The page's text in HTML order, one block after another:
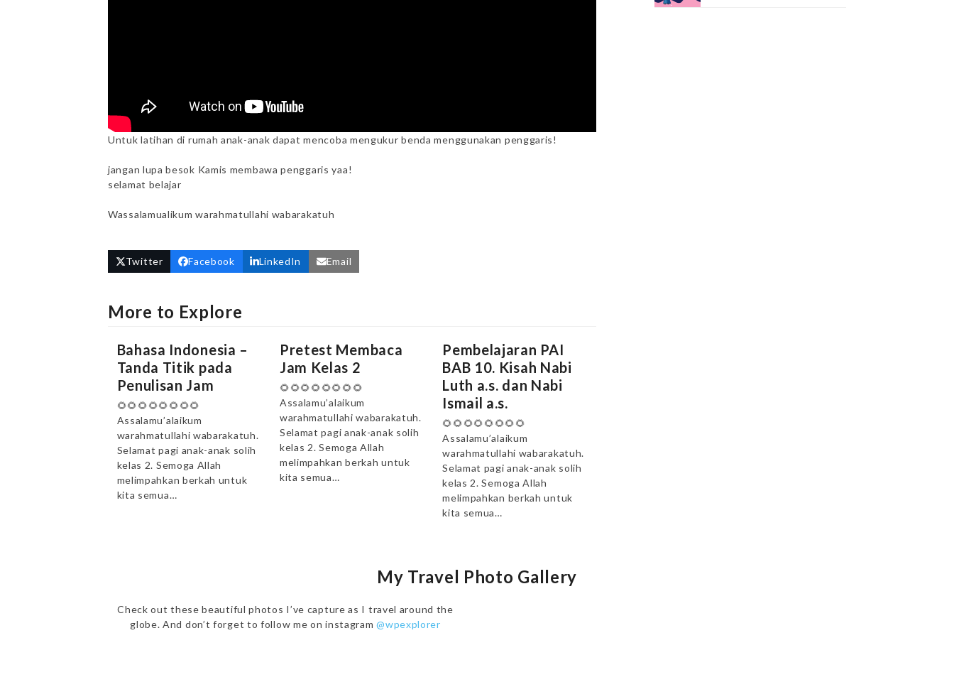
Untuk latihan di rumah anak-anak dapat mencoba mengukur benda menggunakan penggaris!
jangan lupa besok Kamis membawa penggaris yaa!
selamat belajar
Wassalamualikum warahmatullahi wabarakatuh
Twitter Facebook LinkedIn Email
More to Explore
Bahasa Indonesia –
Tanda Titik pada
Penulisan Jam
🌻🌻🌻🌻🌻🌻🌻🌻
Assalamu’alaikum
warahmatullahi wabarakatuh.
Selamat pagi anak-anak solih
kelas 2. Semoga Allah
melimpahkan berkah untuk
kita semua…
Pretest Membaca
Jam Kelas 2
🌻🌻🌻🌻🌻🌻🌻🌻
Assalamu’alaikum
warahmatullahi wabarakatuh.
Selamat pagi anak-anak solih
kelas 2. Semoga Allah
melimpahkan berkah untuk
kita semua…
Pembelajaran PAI
BAB 10. Kisah Nabi
Luth a.s. dan Nabi
Ismail a.s.
🌻🌻🌻🌻🌻🌻🌻🌻
Assalamu’alaikum
warahmatullahi wabarakatuh.
Selamat pagi anak-anak solih
kelas 2. Semoga Allah
melimpahkan berkah untuk
kita semua…
My Travel Photo Gallery
Check out these beautiful photos I’ve capture as I travel around the
globe. And don’t forget to follow me on instagram@wpexplorer